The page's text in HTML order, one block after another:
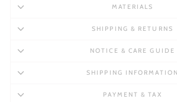
MATERIALS
SHIPPING & RETURNS
NOTICE & CARE GUIDE
SHIPPING INFORMATION
PAYMENT & TAX